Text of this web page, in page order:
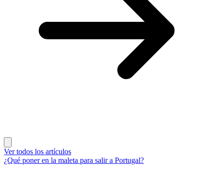
Ver todos los artículos
¿Qué poner en la maleta para salir a Portugal?